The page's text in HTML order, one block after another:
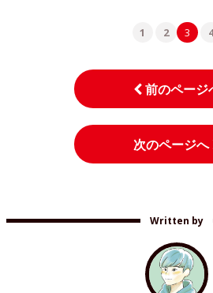
1 2 3 4
前のページ
次のページへ
Written by